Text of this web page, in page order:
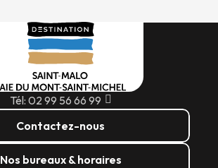
Tél: 02 99 56 66 99
Contactez-nous
Nos bureaux & horaires